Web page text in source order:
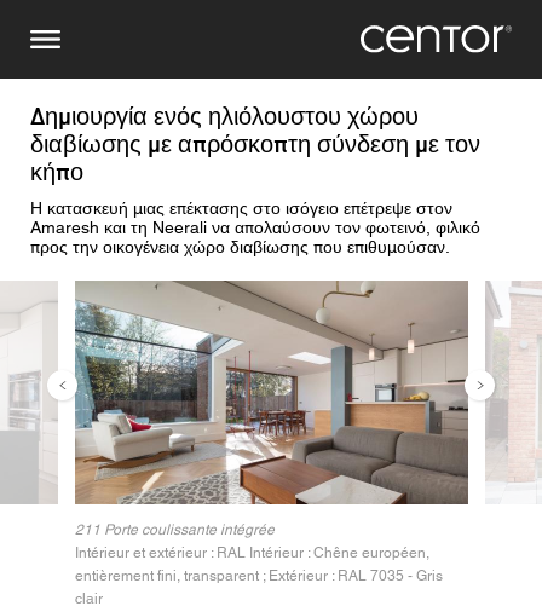
προς
κυρίως
περιεχόμενο
Δημιουργία ενός ηλιόλουστου χώρου
διαβίωσης με απρόσκοπτη σύνδεση με τον
κήπο
Η κατασκευή μιας επέκτασης στο ισόγειο επέτρεψε στον
Amaresh και τη Neerali να απολαύσουν τον φωτεινό, φιλικό
προς την οικογένεια χώρο διαβίωσης που επιθυμούσαν.
211 Porte coulissante intégrée
Intérieur et extérieur : RAL Intérieur : Chêne européen,
entièrement fini, transparent ; Extérieur : RAL 7035 - Gris
clair
Κάντε μια έρευνα
Αριθμός τηλεφώνου
Ηλεκτρονικό ταχυδρομείο
Ταχυδρομικός κώδικας
Μήνυμα
Βόρεια Αμερική